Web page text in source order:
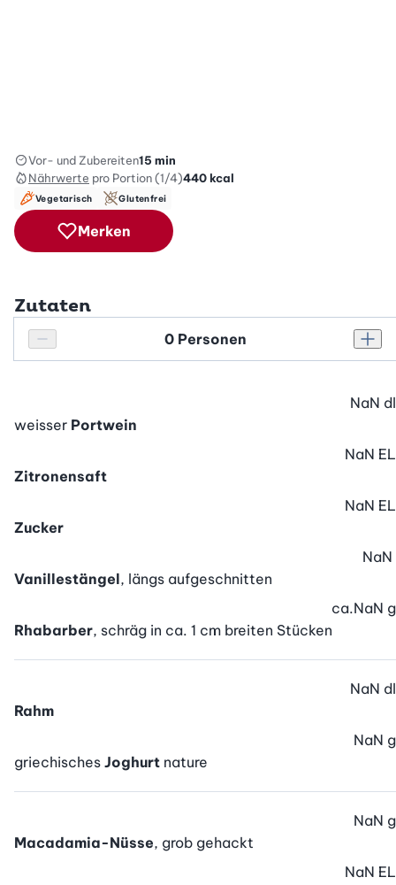
Vor- und Zubereiten15 min
Nährwerte pro Portion (1/4)440kcal
Vegetarisch Glutenfrei
Merken
Zutaten
Personenanzahl verringern
Personenanzahl
weisser Portwein
NaN dl
Zitronensaft
NaN EL
Zucker
NaN EL
Vanillestängel, längs aufgeschnitten
NaN
Rhabarber, schräg in ca. 1 cm breiten Stücken
ca.NaN g
Rahm
NaN dl
griechisches Joghurt nature
NaN g
Macadamia-Nüsse, grob gehackt
NaN g
NaN EL